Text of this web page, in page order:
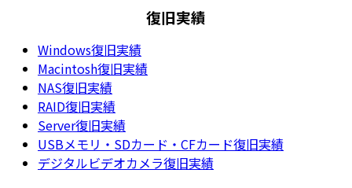
復旧実績
Windows復旧実績
Macintosh復旧実績
NAS復旧実績
RAID復旧実績
Server復旧実績
USBメモリ・SDカード・CFカード復旧実績
デジタルビデオカメラ復旧実績